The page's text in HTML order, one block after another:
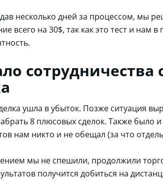
несколько дней за процессом, мы
всего на 30$, так как это тест и нам
ушла в убыток. Позже ситуация
8 плюсовых сделок. Также было
нам никто и не обещал (за что
мы не спешили, продолжили
получится добиться на